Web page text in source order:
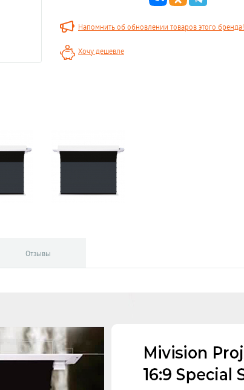
Напомнить об обновлении товаров этого бренда!
Хочу дешевле
Отзывы